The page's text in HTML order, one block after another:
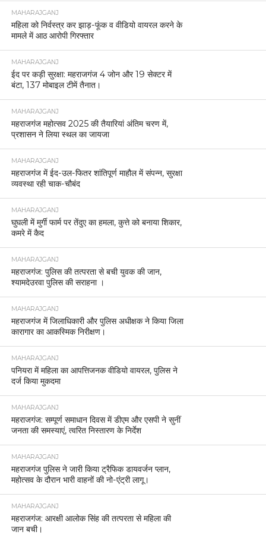
MAHARAJGANJ
महिला को निर्वस्त्र कर झाड़-फूंक व वीडियो वायरल करने के
मामले में आठ आरोपी गिरफ्तार
MAHARAJGANJ
ईद पर कड़ी सुरक्षा: महराजगंज 4 जोन और 19 सेक्टर में
बंटा, 137 मोबाइल टीमें तैनात।
MAHARAJGANJ
महराजगंज महोत्सव 2025 की तैयारियां अंतिम चरण में,
प्रशासन ने लिया स्थल का जायजा
MAHARAJGANJ
महराजगंज में ईद-उल-फितर शांतिपूर्ण माहौल में संपन्न, सुरक्षा
व्यवस्था रही चाक-चौबंद
MAHARAJGANJ
घुघली में मुर्गी फार्म पर तेंदुए का हमला, कुत्ते को बनाया शिकार,
कमरे में कैद
MAHARAJGANJ
महराजगंज: पुलिस की तत्परता से बची युवक की जान,
श्यामदेउरवा पुलिस की सराहना ।
MAHARAJGANJ
महराजगंज में जिलाधिकारी और पुलिस अधीक्षक ने किया जिला
कारागार का आकस्मिक निरीक्षण।
MAHARAJGANJ
पनियरा में महिला का आपत्तिजनक वीडियो वायरल, पुलिस ने
दर्ज किया मुकदमा
MAHARAJGANJ
महराजगंज: सम्पूर्ण समाधान दिवस में डीएम और एसपी ने सुनीं
जनता की समस्याएं, त्वरित निस्तारण के निर्देश
MAHARAJGANJ
महराजगंज पुलिस ने जारी किया ट्रैफिक डायवर्जन प्लान,
महोत्सव के दौरान भारी वाहनों की नो-एंट्री लागू।
MAHARAJGANJ
महराजगंज: आरक्षी आलोक सिंह की तत्परता से महिला की
जान बची।